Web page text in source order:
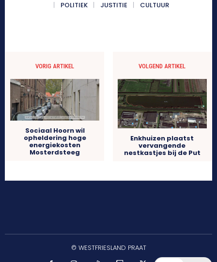
POLITIEK
JUSTITIE CULTUUR
VORIG ARTIKEL
Sociaal Hoorn wil
opheldering hoge
energiekosten
Mosterdsteeg
VOLGEND ARTIKEL
Enkhuizen plaatst
vervangende
nestkastjes bij de Put
© WESTFRIESLAND PRAAT